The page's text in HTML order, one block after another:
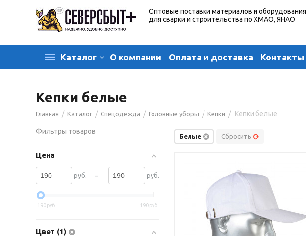
Оптовые поставки материалов и оборудования
для сварки и строительства по ХМАО, ЯНАО
Каталог О компании Оплата и доставка Контакты
Кепки белые
Главная / Каталог / Спецодежда / Головные уборы / Кепки / Кепки белые
Белые Сбросить
Фильтры товаров
Цена
руб. – руб.
190руб. 190руб.
Цвет (1)